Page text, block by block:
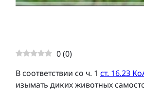
0(0)
В соответствии со ч. 1 ст. 16.23
изымать диких животных